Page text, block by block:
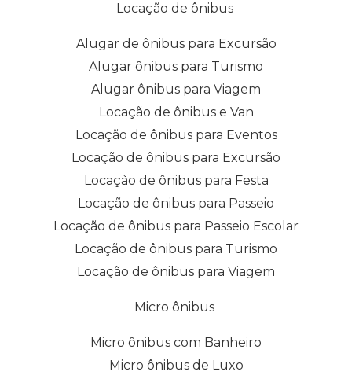
Locação de ônibus
Alugar de ônibus para Excursão
Alugar ônibus para Turismo
Alugar ônibus para Viagem
Locação de ônibus e Van
Locação de ônibus para Eventos
Locação de ônibus para Excursão
Locação de ônibus para Festa
Locação de ônibus para Passeio
Locação de ônibus para Passeio Escolar
Locação de ônibus para Turismo
Locação de ônibus para Viagem
Micro ônibus
Micro ônibus com Banheiro
Micro ônibus de Luxo